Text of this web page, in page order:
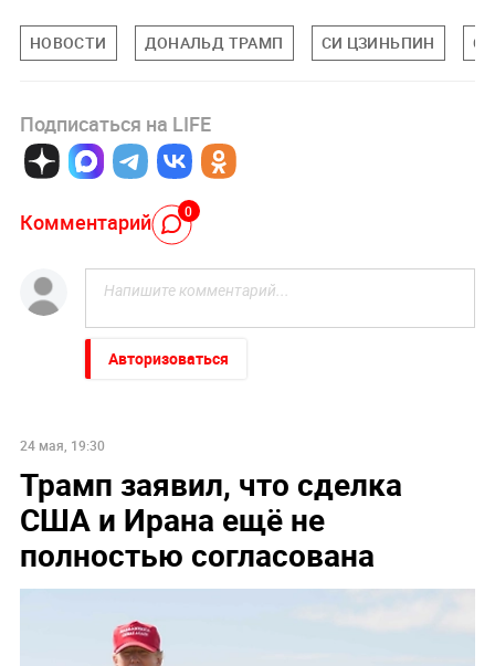
НОВОСТИ ДОНАЛЬД ТРАМП СИ ЦЗИНЬПИН
Подписаться на LIFE
Комментарий 0
Авторизоваться
24 мая, 19:30
Трамп заявил, что сделка
США и Ирана ещё не
полностью согласована